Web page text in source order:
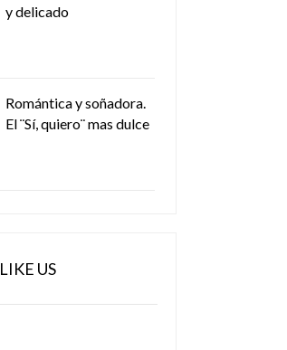
y delicado
Romántica y soñadora.
El ¨Sí, quiero¨ mas dulce
LIKE US